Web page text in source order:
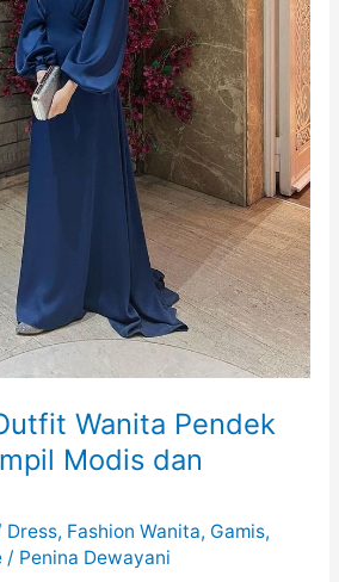
Wanita Pendek
Modis dan
Dress, Fashion Wanita, Gamis,
/ Penina Dewayani